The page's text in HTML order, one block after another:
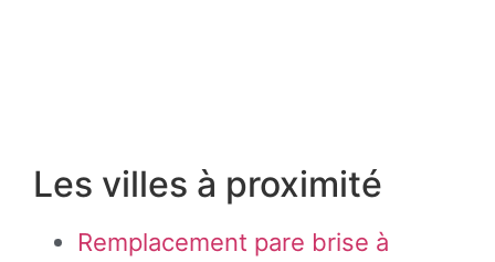
Les villes à proximité
Remplacement pare brise à